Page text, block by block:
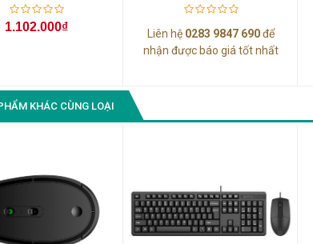
1.102.000₫ Liên hệ 0283 9847 690để
nhận được báo giá tốt nhất
KHÁC CÙNG LOẠI